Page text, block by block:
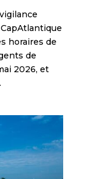
horaires de
de
2026, et